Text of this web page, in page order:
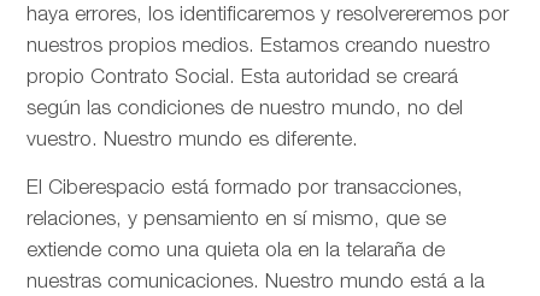
haya errores, los identificaremos y resolvereremos por
nuestros propios medios. Estamos creando nuestro
propio Contrato Social. Esta autoridad se creará
según las condiciones de nuestro mundo, no del
vuestro. Nuestro mundo es diferente.
El Ciberespacio está formado por transacciones,
relaciones, y pensamiento en sí mismo, que se
extiende como una quieta ola en la telaraña de
nuestras comunicaciones. Nuestro mundo está a la